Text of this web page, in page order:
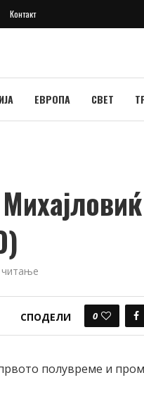
Контакт
ЕВРОПА СВЕТ
читање
СПОДЕЛИ 0
полувреме и